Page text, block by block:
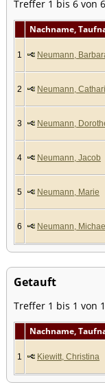
Treffer 1 bis 6 von 6
Nachname,
1 Neumann,
2 Neumann,
3 Neumann,
4 Neumann, Jacob
5 Neumann, Marie
6 Neumann, Michael
Getauft
Treffer 1 bis 1 von 1
Nachname,
1 Kiewitt, Christina